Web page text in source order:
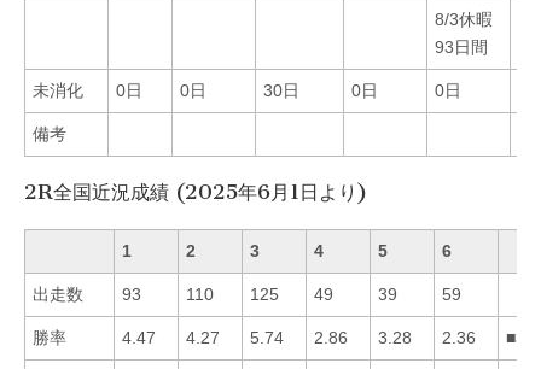
8/3休暇
93日間
未消化 0日 0日 30日 0日 0日
備考
2R全国近況成績 (2025年6月1日より)
1 2 3 4 5 6
出走数 93 110 125 49 39 59
勝率 4.47 4.27 5.74 2.86 3.28 2.36